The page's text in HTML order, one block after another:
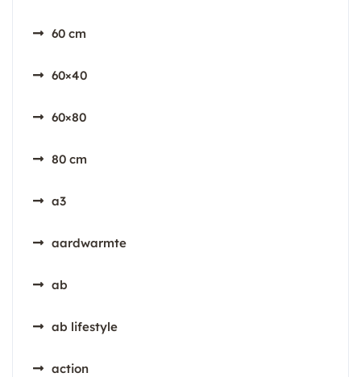
60 cm
60×40
60×80
80 cm
a3
aardwarmte
ab
ab lifestyle
action